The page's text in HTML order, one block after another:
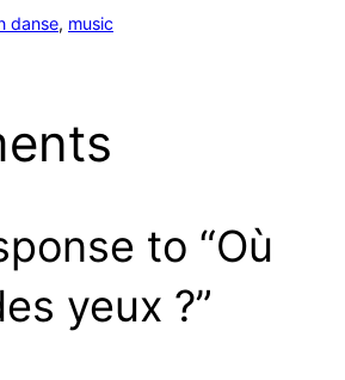
danse, music
to “Où
yeux ?”